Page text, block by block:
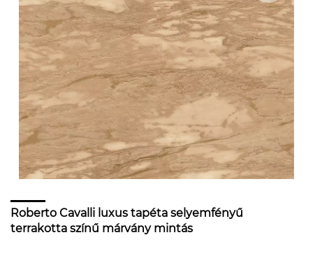
Roberto Cavalli luxus tapéta selyemfényű
terrakotta színű márvány mintás